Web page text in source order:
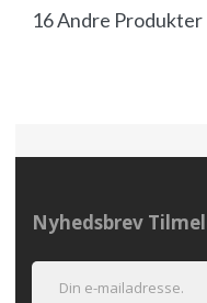
16 Andre Produkter
Nyhedsbrev